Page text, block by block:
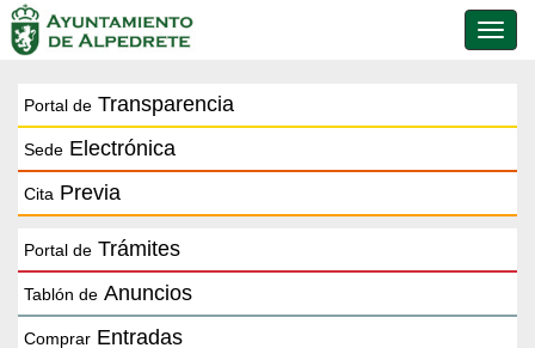
de
Portal de Transparencia
Sede Electrónica
Cita Previa
Portal de Trámites
Tablón de Anuncios
Comprar Entradas